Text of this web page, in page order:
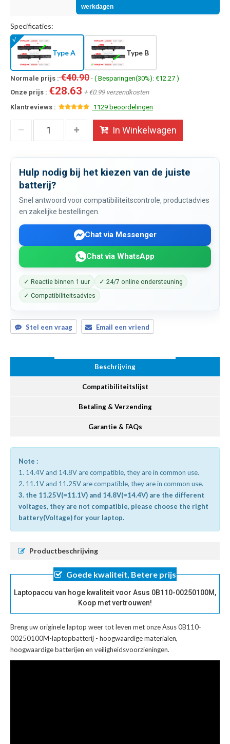
werkdagen
Specificaties:
Type A Type B
Normale prijs :€40.90 - ( Besparingen(30%): €12.27 )
Onze prijs : €28.63 + €0.99 verzendkosten
Klantreviews :
1129 beoordelingen
In Winkelwagen
Hulp nodig bij het kiezen van de juiste
batterij?
Snel antwoord voor compatibiliteitscontrole, productadvies
en zakelijke bestellingen.
Chat via Messenger
Chat via WhatsApp
✓ Reactie binnen 1 uur
✓ 24/7 online ondersteuning
✓ Compatibiliteitsadvies
Stel een vraag Email een vriend
Beschrijving
Compatibiliteitslijst
Betaling & Verzending
Garantie & FAQs
Note :
1. 14.4V and 14.8V are compatible, they are in common use.
2. 11.1V and 11.25V are compatible, they are in common use.
3. the 11.25V(=11.1V) and 14.8V(=14.4V) are the different
voltages, they are not compatible, please choose the right
battery(Voltage) for your laptop.
Productbeschrijving
Goede kwaliteit, Betere prijs
Laptopaccu van hoge kwaliteit voor Asus 0B110-00250100M,
Koop met vertrouwen!
Breng uw originele laptop weer tot leven met onzeAsus 0B110-
00250100M-laptopbatterij - hoogwaardige materialen,
hoogwaardige batterijen en veiligheidsvoorzieningen.